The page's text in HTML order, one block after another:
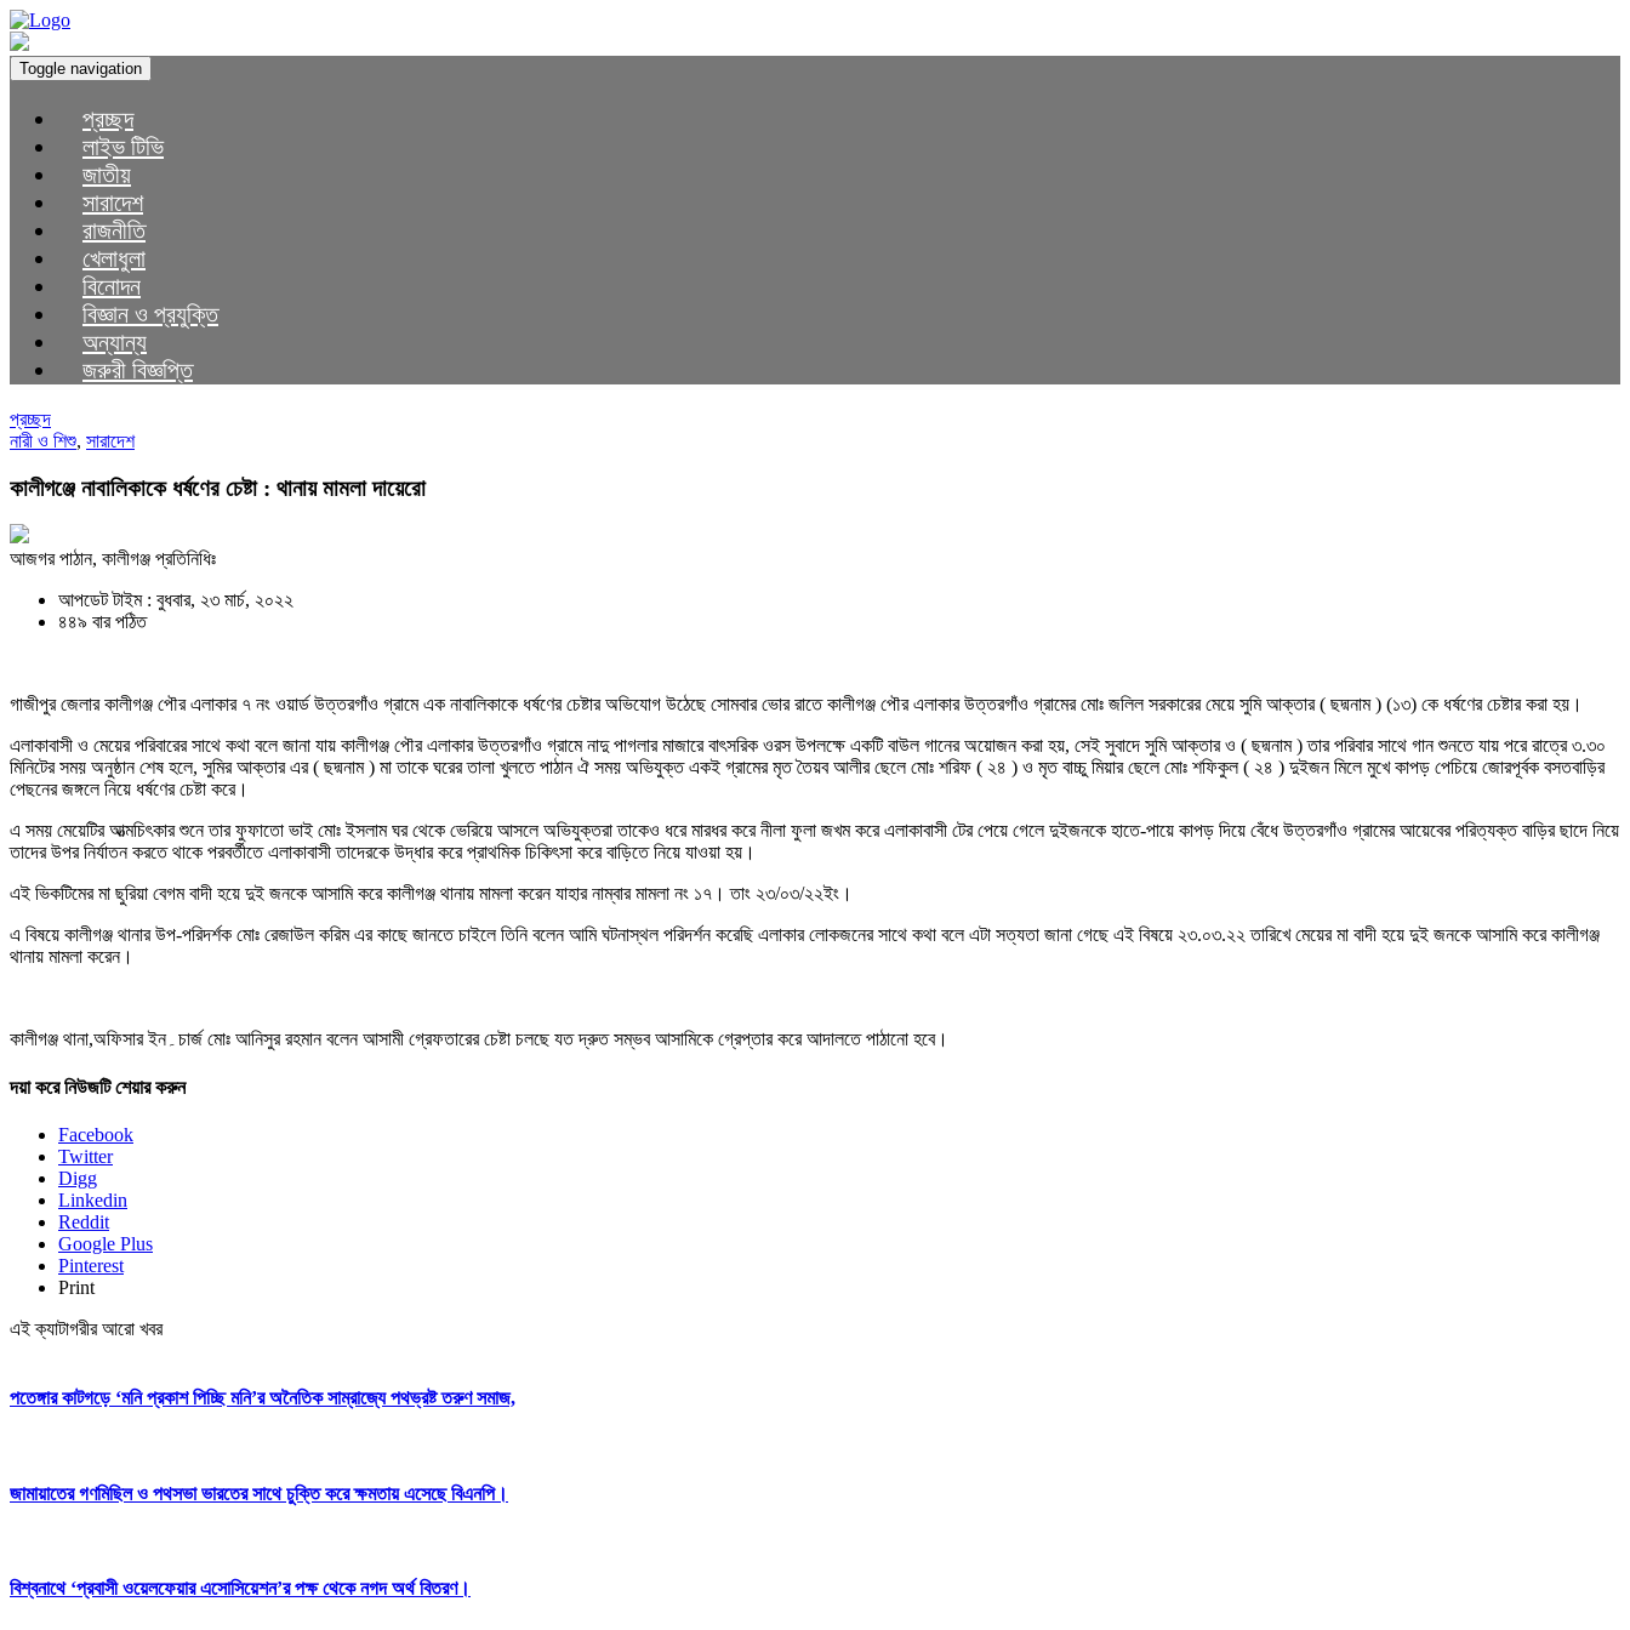
Toggle navigation
প্রচ্ছদ
লাইভ টিভি
জাতীয়
সারাদেশ
রাজনীতি
খেলাধুলা
বিনোদন
বিজ্ঞান ও প্রযুক্তি
অন্যান্য
জরুরী বিজ্ঞপ্তি
প্রচ্ছদ
নারী ও শিশু, সারাদেশ
কালীগঞ্জে নাবালিকাকে ধর্ষণের চেষ্টা : থানায় মামলা দায়েরো
আজগর পাঠান, কালীগঞ্জ প্রতিনিধিঃ
আপডেট টাইম : বুধবার, ২৩ মার্চ, ২০২২
৪৪৯ বার পঠিত
গাজীপুর জেলার কালীগঞ্জ পৌর এলাকার ৭ নং ওয়ার্ড উত্তরগাঁও গ্রামে এক নাবালিকাকে ধর্ষণের চেষ্টার অভিযোগ উঠেছে সোমবার ভোর রাতে কালীগঞ্জ পৌর এলাকার উত্তরগাঁও গ্রামের মোঃ জলিল সরকারের মেয়ে সুমি আক্তার ( ছদ্মনাম ) (১৩) কে ধর্ষণের চেষ্টার করা হয়।
এলাকাবাসী ও মেয়ের পরিবারের সাথে কথা বলে জানা যায় কালীগঞ্জ পৌর এলাকার উত্তরগাঁও গ্রামে নাদু পাগলার মাজারে বাৎসরিক ওরস উপলক্ষে একটি বাউল গানের অয়োজন করা হয়, সেই সুবাদে সুমি আক্তার ও ( ছদ্মনাম ) তার পরিবার সাথে গান শুনতে যায় পরে রাত্রে ৩.৩০
মিনিটের সময় অনুষ্ঠান শেষ হলে, সুমির আক্তার এর ( ছদ্মনাম ) মা তাকে ঘরের তালা খুলতে পাঠান ঐ সময় অভিযুক্ত একই গ্রামের মৃত তৈয়ব আলীর ছেলে মোঃ শরিফ ( ২৪ ) ও মৃত বাচ্চু মিয়ার ছেলে মোঃ শফিকুল ( ২৪ ) দুইজন মিলে মুখে কাপড় পেচিয়ে জোরপূর্বক বসতবাড়ির
পেছনের জঙ্গলে নিয়ে ধর্ষণের চেষ্টা করে।
এ সময় মেয়েটির আত্মচিৎকার শুনে তার ফুফাতো ভাই মোঃ ইসলাম ঘর থেকে ভেরিয়ে আসলে অভিযুক্তরা তাকেও ধরে মারধর করে নীলা ফুলা জখম করে এলাকাবাসী টের পেয়ে গেলে দুইজনকে হাতে-পায়ে কাপড় দিয়ে বেঁধে উত্তরগাঁও গ্রামের আয়েবের পরিত্যক্ত বাড়ির ছাদে নিয়ে
তাদের উপর নির্যাতন করতে থাকে পরবর্তীতে এলাকাবাসী তাদেরকে উদ্ধার করে প্রাথমিক চিকিৎসা করে বাড়িতে নিয়ে যাওয়া হয়।
এই ভিকটিমের মা ছুরিয়া বেগম বাদী হয়ে দুই জনকে আসামি করে কালীগঞ্জ থানায় মামলা করেন যাহার নাম্বার মামলা নং ১৭। তাং ২৩/০৩/২২ইং।
এ বিষয়ে কালীগঞ্জ থানার উপ-পরিদর্শক মোঃ রেজাউল করিম এর কাছে জানতে চাইলে তিনি বলেন আমি ঘটনাস্থল পরিদর্শন করেছি এলাকার লোকজনের সাথে কথা বলে এটা সত্যতা জানা গেছে এই বিষয়ে ২৩.০৩.২২ তারিখে মেয়ের মা বাদী হয়ে দুই জনকে আসামি করে কালীগঞ্জ
থানায় মামলা করেন।
কালীগঞ্জ থানা,অফিসার ইন۔চার্জ মোঃ আনিসুর রহমান বলেন আসামী গ্রেফতারের চেষ্টা চলছে যত দ্রুত সম্ভব আসামিকে গ্রেপ্তার করে আদালতে পাঠানো হবে।
দয়া করে নিউজটি শেয়ার করুন
Facebook
Twitter
Digg
Linkedin
Reddit
Google Plus
Pinterest
Print
এই ক্যাটাগরীর আরো খবর
পতেঙ্গার কাটগড়ে ‘মনি প্রকাশ পিচ্ছি মনি’র অনৈতিক সাম্রাজ্যে পথভ্রষ্ট তরুণ সমাজ,
জামায়াতের গণমিছিল ও পথসভা ভারতের সাথে চুক্তি করে ক্ষমতায় এসেছে বিএনপি।
বিশ্বনাথে ‘প্রবাসী ওয়েলফেয়ার এসোসিয়েশন’র পক্ষ থেকে নগদ অর্থ বিতরণ।